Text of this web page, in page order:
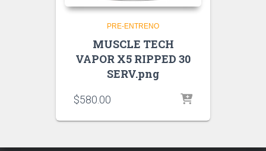
PRE-ENTRENO
MUSCLE TECH
VAPOR X5 RIPPED 30
SERV.png
$580.00